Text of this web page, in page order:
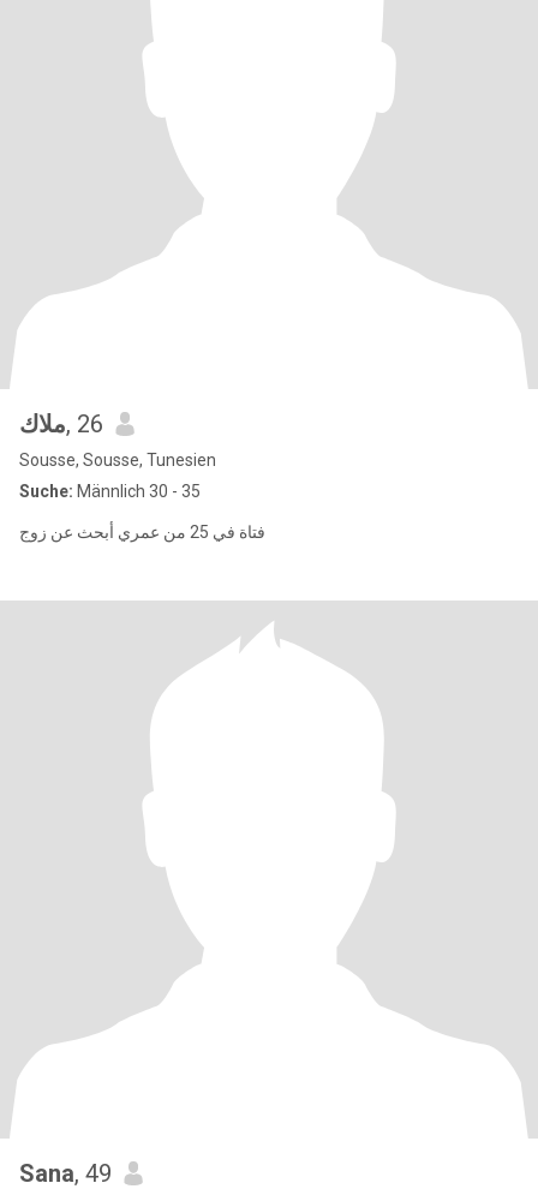
ملاك, 26
Sousse, Sousse, Tunesien
Suche: Männlich 30 - 35
فتاة في 25 من عمري أبحث عن زوج
Sana, 49